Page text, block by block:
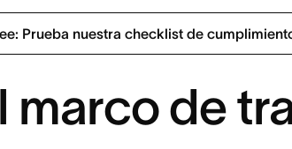
Prueba nuestra checklist de
marco de